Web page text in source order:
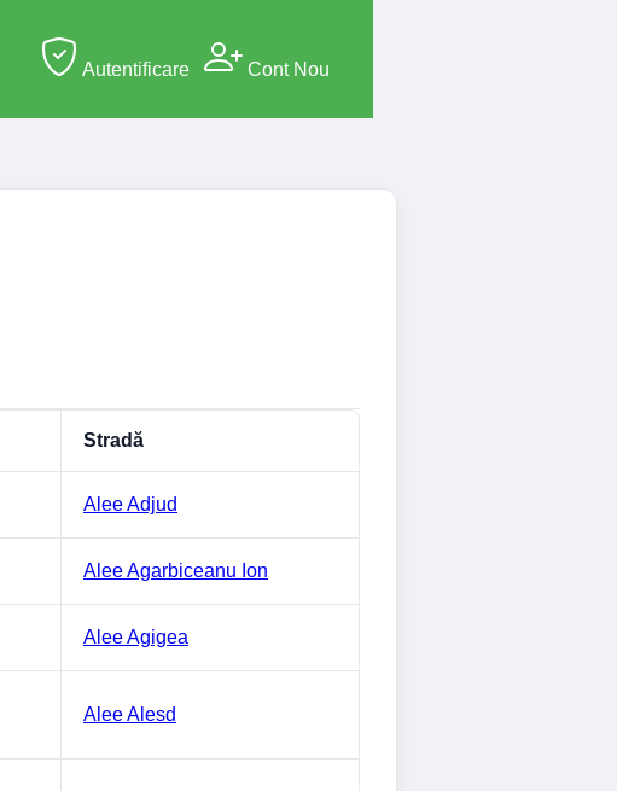
Autentificare Cont Nou
Stradă
Alee Adjud
Alee Agarbiceanu Ion
Alee Agigea
Alee Alesd